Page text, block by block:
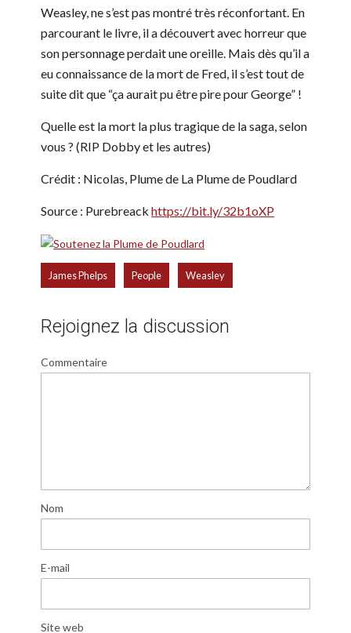
Weasley, ne s’est pas montré très réconfortant. En
parcourant le livre, il a découvert avec horreur que
son personnage perdait une oreille. Mais dès qu’il a
eu connaissance de la mort de Fred, il s’est tout de
suite dit que “ça aurait pu être pire pour George” !
Quelle est la mort la plus tragique de la saga, selon
vous ? (RIP Dobby et les autres)
Crédit : Nicolas, Plume de La Plume de Poudlard
Source : Purebreack https://bit.ly/32b1oXP
James Phelps People Weasley
Rejoignez la discussion
Commentaire
Nom
E-mail
Site web